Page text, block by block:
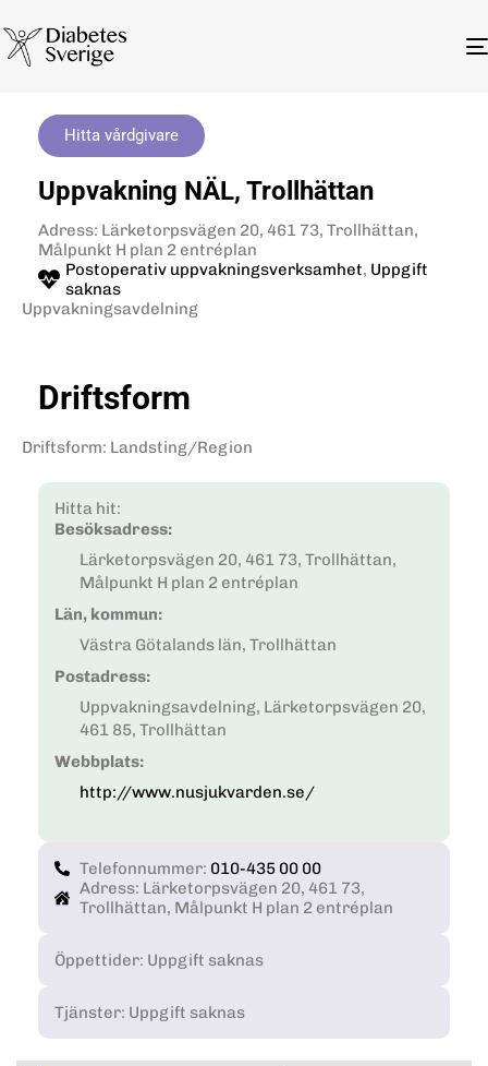
Hitta vårdgivare
Uppvakning NÄL, Trollhättan
Adress: Lärketorpsvägen 20, 461 73, Trollhättan,
Målpunkt H plan 2 entréplan
Postoperativ uppvakningsverksamhet, Uppgift
saknas
Uppvakningsavdelning
Driftsform
Driftsform: Landsting/Region
Hitta hit:
Besöksadress:
Lärketorpsvägen 20, 461 73, Trollhättan,
Målpunkt H plan 2 entréplan
Län, kommun:
Västra Götalands län, Trollhättan
Postadress:
Uppvakningsavdelning, Lärketorpsvägen 20,
461 85, Trollhättan
Webbplats:
http://www.nusjukvarden.se/
Telefonnummer: 010-435 00 00
Adress: Lärketorpsvägen 20, 461 73,
Trollhättan, Målpunkt H plan 2 entréplan
Öppettider: Uppgift saknas
Tjänster: Uppgift saknas